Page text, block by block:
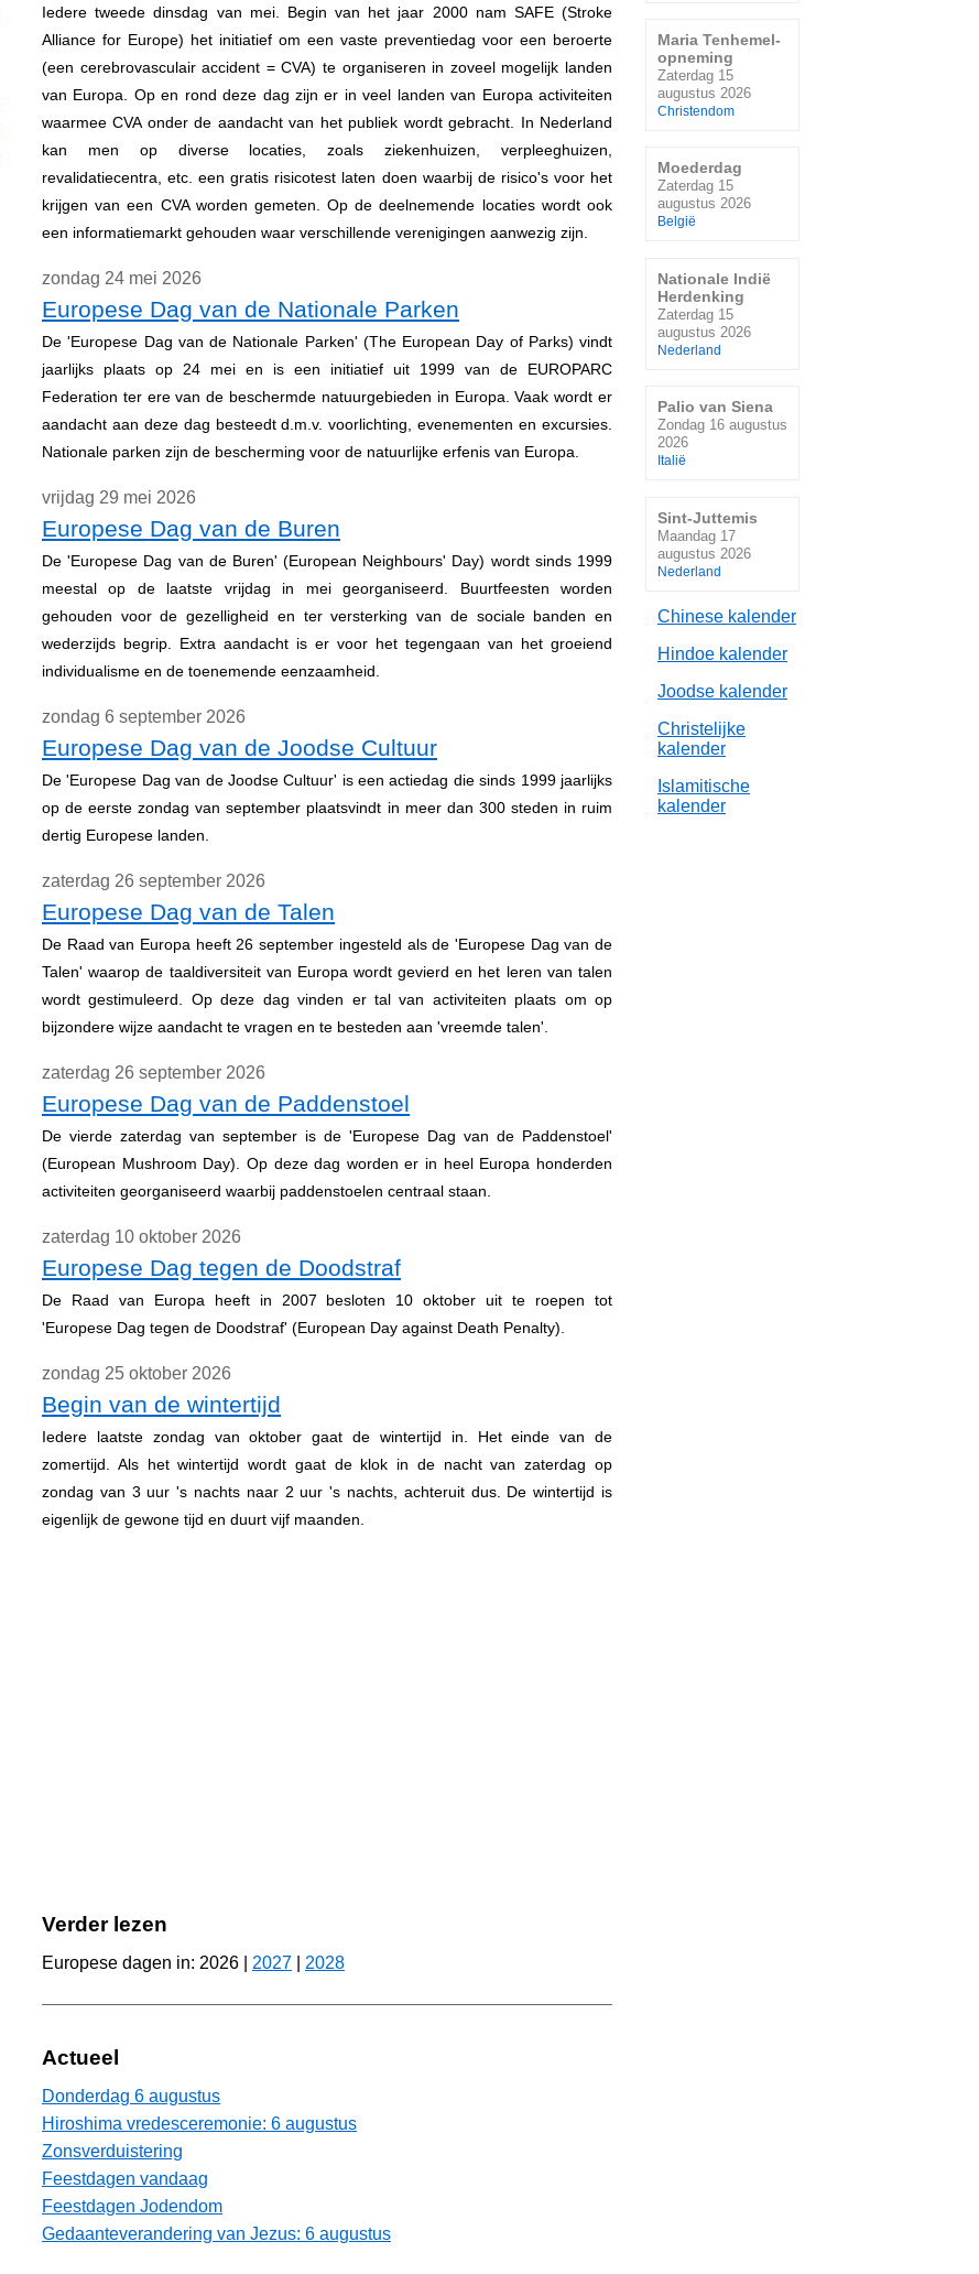
Iedere tweede dinsdag van mei. Begin van het jaar 2000 nam SAFE (Stroke
Alliance for Europe) het initiatief om een vaste preventiedag voor een beroerte
(een cerebrovasculair accident = CVA) te organiseren in zoveel mogelijk landen
van Europa. Op en rond deze dag zijn er in veel landen van Europa activiteiten
waarmee CVA onder de aandacht van het publiek wordt gebracht. In Nederland
kan men op diverse locaties, zoals ziekenhuizen, verpleeghuizen,
revalidatiecentra, etc. een gratis risicotest laten doen waarbij de risico's voor het
krijgen van een CVA worden gemeten. Op de deelnemende locaties wordt ook
een informatiemarkt gehouden waar verschillende verenigingen aanwezig zijn.
zondag 24 mei 2026
Europese Dag van de Nationale Parken
De 'Europese Dag van de Nationale Parken' (The European Day of Parks) vindt
jaarlijks plaats op 24 mei en is een initiatief uit 1999 van de EUROPARC
Federation ter ere van de beschermde natuurgebieden in Europa. Vaak wordt er
aandacht aan deze dag besteedt d.m.v. voorlichting, evenementen en excursies.
Nationale parken zijn de bescherming voor de natuurlijke erfenis van Europa.
vrijdag 29 mei 2026
Europese Dag van de Buren
De 'Europese Dag van de Buren' (European Neighbours' Day) wordt sinds 1999
meestal op de laatste vrijdag in mei georganiseerd. Buurtfeesten worden
gehouden voor de gezelligheid en ter versterking van de sociale banden en
wederzijds begrip. Extra aandacht is er voor het tegengaan van het groeiend
individualisme en de toenemende eenzaamheid.
zondag 6 september 2026
Europese Dag van de Joodse Cultuur
De 'Europese Dag van de Joodse Cultuur' is een actiedag die sinds 1999 jaarlijks
op de eerste zondag van september plaatsvindt in meer dan 300 steden in ruim
dertig Europese landen.
zaterdag 26 september 2026
Europese Dag van de Talen
De Raad van Europa heeft 26 september ingesteld als de 'Europese Dag van de
Talen' waarop de taaldiversiteit van Europa wordt gevierd en het leren van talen
wordt gestimuleerd. Op deze dag vinden er tal van activiteiten plaats om op
bijzondere wijze aandacht te vragen en te besteden aan 'vreemde talen'.
zaterdag 26 september 2026
Europese Dag van de Paddenstoel
De vierde zaterdag van september is de 'Europese Dag van de Paddenstoel'
(European Mushroom Day). Op deze dag worden er in heel Europa honderden
activiteiten georganiseerd waarbij paddenstoelen centraal staan.
zaterdag 10 oktober 2026
Europese Dag tegen de Doodstraf
De Raad van Europa heeft in 2007 besloten 10 oktober uit te roepen tot
'Europese Dag tegen de Doodstraf' (European Day against Death Penalty).
zondag 25 oktober 2026
Begin van de wintertijd
Iedere laatste zondag van oktober gaat de wintertijd in. Het einde van de
zomertijd. Als het wintertijd wordt gaat de klok in de nacht van zaterdag op
zondag van 3 uur 's nachts naar 2 uur 's nachts, achteruit dus. De wintertijd is
eigenlijk de gewone tijd en duurt vijf maanden.
Verder lezen
Europese dagen in: 2026 | 2027 2028
Actueel
Donderdag 6 augustus
Hiroshima vredesceremonie: 6 augustus
Zonsverduistering
Feestdagen vandaag
Feestdagen Jodendom
Gedaanteverandering van Jezus: 6 augustus
Maria Tenhemel-
opneming
Zaterdag 15
augustus 2026
Christendom
Moederdag
Zaterdag 15
augustus 2026
België
Nationale Indië
Herdenking
Zaterdag 15
augustus 2026
Nederland
Palio van Siena
Zondag 16 augustus
2026
Italië
Sint-Juttemis
Maandag 17
augustus 2026
Nederland
Chinese kalender
Hindoe kalender
Joodse kalender
Christelijke
kalender
Islamitische
kalender